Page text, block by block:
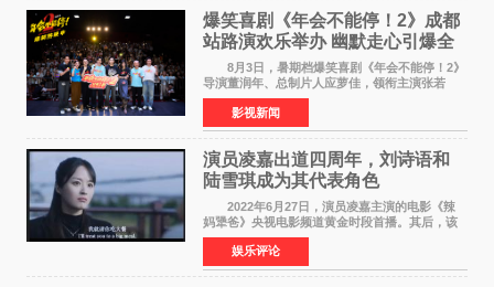
爆笑喜剧《年会不能停！2》成都
站路演欢乐举办 幽默走心引爆全
场共鸣
8月3日，暑期档爆笑喜剧《年会不能停！2》
导演董润年、总制片人应萝佳，领衔主演张若
昀、白客，惊喜出演庄达菲，特别主演孙艺洲，
特别出演田雨，友情出演欧阳奋强出席成都路
演，与观众近距离互
影视新闻
演员凌嘉出道四周年，刘诗语和
陆雪琪成为其代表角色
2022年6月27日，演员凌嘉主演的电影《辣
妈犟爸》央视电影频道黄金时段首播。其后，该
电影在央视电影频道多次复播（2022年8月10
日，2022年9月30日，2023年7月17日，2025年7
月14日）。除了多次复
娱乐评论